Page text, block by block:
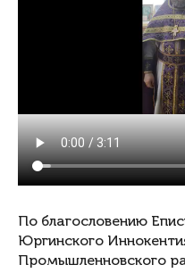
По благословению
Юргинского
Промышленновского